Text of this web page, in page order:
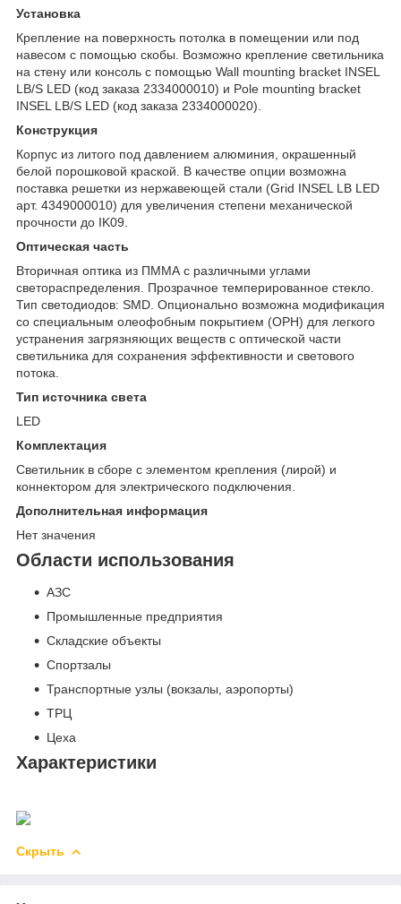
Установка
Крепление на поверхность потолка в помещении или под
навесом c помощью скобы. Возможно крепление светильника
на стену или консоль с помощью Wall mounting bracket INSEL
LB/S LED (код заказа 2334000010) и Pole mounting bracket
INSEL LB/S LED (код заказа 2334000020).
Конструкция
Корпус из литого под давлением алюминия, окрашенный
белой порошковой краской. В качестве опции возможна
поставка решетки из нержавеющей стали (Grid INSEL LB LED
арт. 4349000010) для увеличения степени механической
прочности до IK09.
Оптическая часть
Вторичная оптика из ПММА с различными углами
светораспределения. Прозрачное темперированное стекло.
Тип светодиодов: SMD. Опционально возможна модификация
со специальным олеофобным покрытием (OPH) для легкого
устранения загрязняющих веществ с оптической части
светильника для сохранения эффективности и светового
потока.
Тип источника света
LED
Комплектация
Светильник в сборе c элементом крепления (лирой) и
коннектором для электрического подключения.
Дополнительная информация
Нет значения
Области использования
АЗС
Промышленные предприятия
Складские объекты
Спортзалы
Транспортные узлы (вокзалы, аэропорты)
ТРЦ
Цеха
Характеристики
Скрыть